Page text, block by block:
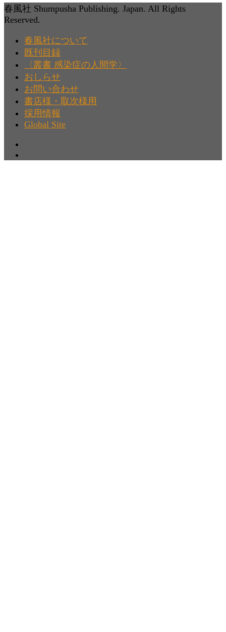
春風社 Shumpusha Publishing. Japan. All Rights
Reserved.
春風社について
既刊目録
〈叢書 感染症の人間学〉
おしらせ
お問い合わせ
書店様・取次様用
採用情報
Global Site